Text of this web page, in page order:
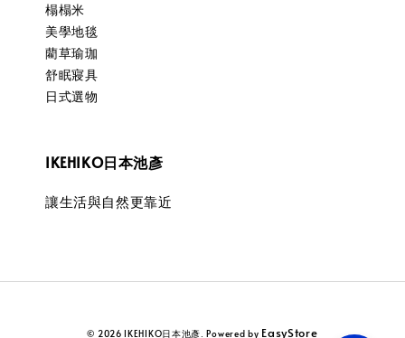
榻榻米
美學地毯
藺草瑜珈
舒眠寢具
日式選物
IKEHIKO日本池彥
讓生活與自然更靠近
© 2026 IKEHIKO日本池彥. Powered by EasyStore